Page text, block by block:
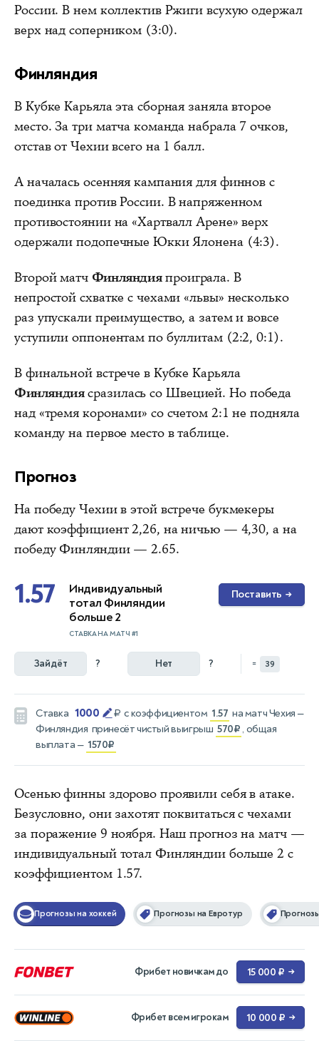
России. В нем коллектив Ржиги всухую одержал
верх над соперником (3:0).
Финляндия
В Кубке Карьяла эта сборная заняла второе
место. За три матча команда набрала 7 очков,
отстав от Чехии всего на 1 балл.
А началась осенняя кампания для финнов с
поединка против России. В напряженном
противостоянии на «Хартвалл Арене» верх
одержали подопечные Юкки Ялонена (4:3).
Второй матч Финляндияпроиграла. В
непростой схватке с чехами «львы» несколько
раз упускали преимущество, а затем и вовсе
уступили оппонентам по буллитам (2:2, 0:1).
В финальной встрече в Кубке Карьяла
Финляндиясразилась со Швецией. Но победа
над «тремя коронами» со счетом 2:1 не подняла
команду на первое место в таблице.
Прогноз
На победу Чехии в этой встрече букмекеры
дают коэффициент 2,26, на ничью — 4,30, а на
победу Финляндии — 2.65.
1.57
Индивидуальный
тотал Финляндии
больше 2
СТАВКА НА МАТЧ #1
Поставить →
Зайдёт ? Нет ? = 39
Ставка 1000 ₽ с коэффициентом 1.57 на матчЧехия —
Финляндия принесёт чистый выигрыш 570₽ , общая
выплата — 1570₽
Осенью финны здорово проявили себя в атаке.
Безусловно, они захотят поквитаться с чехами
за поражение 9 ноября. Наш прогноз на матч —
индивидуальный тотал Финляндии больше 2 с
коэффициентом 1.57.
Прогнозы на хоккей Прогнозы на Евротур
Фрибет новичкам до 15 000 ₽ →
Фрибет всем игрокам 10 000 ₽ →